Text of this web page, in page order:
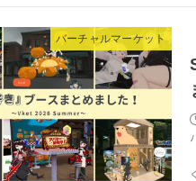
バーチャルマーケット